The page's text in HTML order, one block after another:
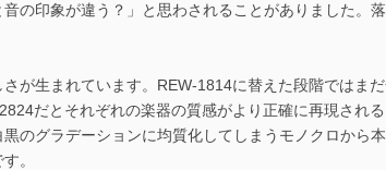
の印象が違う？」と思わされることがありました。
が生まれています。REW-1814に替えた段階ではま
だとそれぞれの楽器の質感がより正確に再現され
のグラデーションに均質化してしまうモノクロから
。